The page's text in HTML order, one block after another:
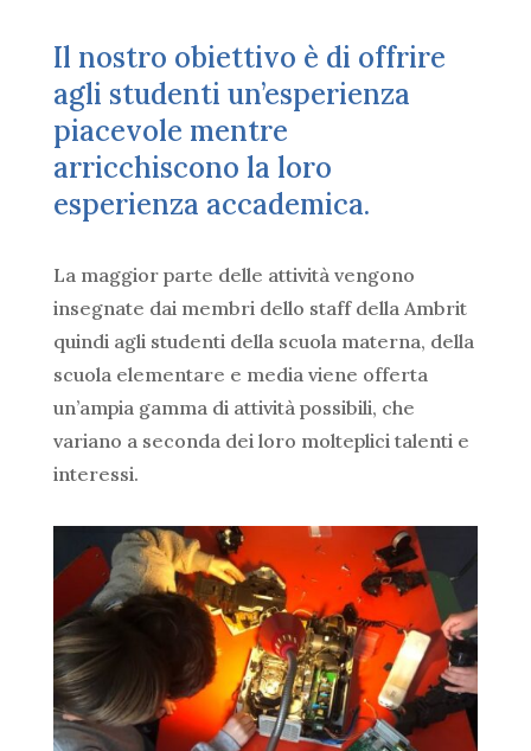
Il nostro obiettivo è di offrire
agli studenti un’esperienza
piacevole mentre
arricchiscono la loro
esperienza accademica.
La maggior parte delle attività vengono
insegnate dai membri dello staff della Ambrit
quindi agli studenti della scuola materna, della
scuola elementare e media viene offerta
un’ampia gamma di attività possibili, che
variano a seconda dei loro molteplici talenti e
interessi.